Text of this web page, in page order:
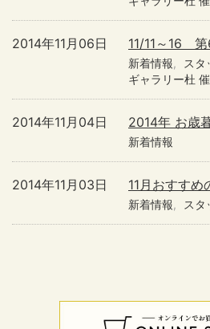
11/11～16
2014年11月06日
新着情報
スタ
ギャラリー杜
2014年 お歳
2014年11月04日
新着情報
11月おすすめ
2014年11月03日
新着情報 スタ